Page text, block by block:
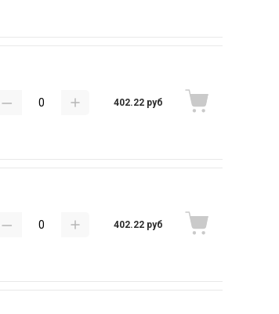
402.22 руб
402.22 руб